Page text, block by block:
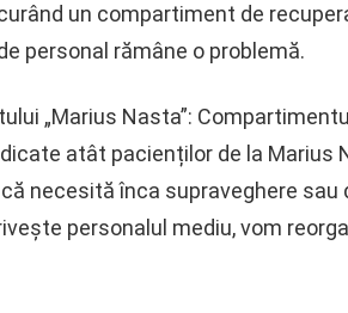
un compartiment de
personal rămâne o problemă.
„Marius Nasta”:
atât pacienților de la
necesită înca supraveghere
personalul mediu, vom